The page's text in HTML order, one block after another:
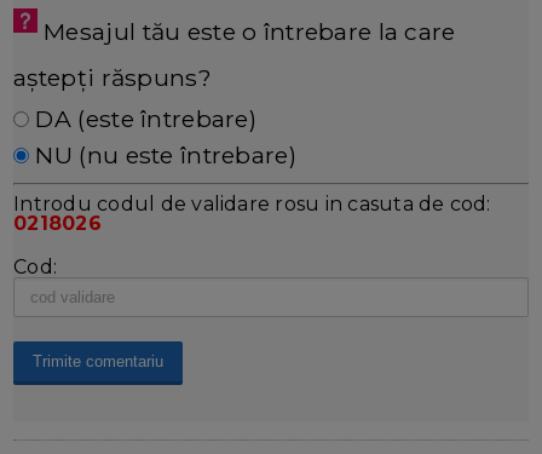
Mesajul tău este o întrebare la care
aștepți răspuns?
DA (este întrebare)
NU (nu este întrebare)
Introdu codul de validare rosu in casuta de cod:
0218026
Cod: